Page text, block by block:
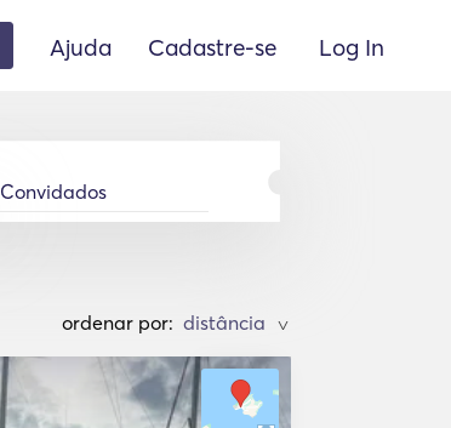
Ajuda Cadastre-se Log In
Convidados
ordenar por: >